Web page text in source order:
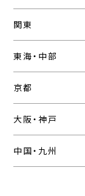
関東
東海・中部
京都
大阪・神戸
中国・九州